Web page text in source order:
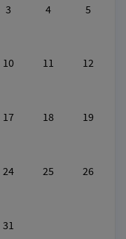
3 4 5
10 11 12
17 18 19
24 25 26
31